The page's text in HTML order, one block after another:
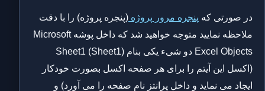
در صورتی که پنجره مرور پروژه (پنجره پروژه) را با دقت
ملاحظه نمایید متوجه خواهید شد که داخل پوشه Microsoft
Excel Objects دو شیء یکی بنام Sheet1 (Sheet1)
(اکسل این آیتم را برای هر صفحه اکسل بصورت خودکار
ایجاد می نماید و داخل پرانتز نام صفحه را می آورد) و